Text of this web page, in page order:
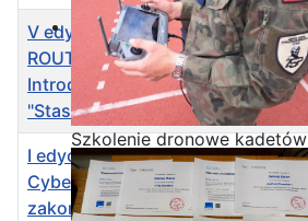
Szkolenie dronowe kadetów
OPW w Staszicu
V edycja kursu CISCO CCNA
ROUTING AND SWITCHING:
Introduction to Networks w
"Staszicu" zakończona!
I edycja kursu Intoduction to
Cybersecurity "Staszicu"
zakończona!